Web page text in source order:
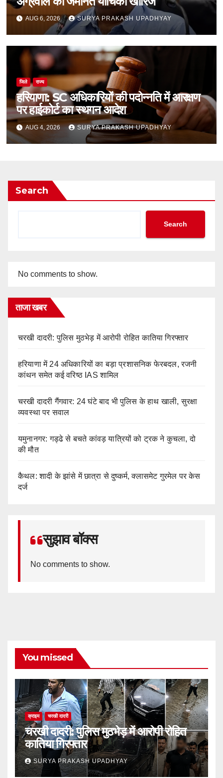
AUG 6, 2026 SURYA PRAKASH UPADHYAY
जिले राज्य
हरियाणा: SC अधिकारियों की पदोन्नति में आरक्षण
पर हाईकोर्ट का स्थगन आदेश
AUG 4, 2026 SURYA PRAKASH UPADHYAY
Search
Search
No comments to show.
ताजा खबर
चरखी दादरी: पुलिस मुठभेड़ में आरोपी रोहित कातिया गिरफ्तार
हरियाणा में 24 अधिकारियों का बड़ा प्रशासनिक फेरबदल, रजनी
कांथन समेत कई वरिष्ठ IAS शामिल
चरखी दादरी गैंगवार: 24 घंटे बाद भी पुलिस के हाथ खाली, सुरक्षा
व्यवस्था पर सवाल
यमुनानगर: गड्ढे से बचते कांवड़ यात्रियों को ट्रक ने कुचला, दो
की मौत
कैथल: शादी के झांसे में छात्रा से दुष्कर्म, क्लासमेट गुरमेल पर केस
दर्ज
सुझाव बॉक्स
No comments to show.
You missed
क्राइम चरखी दादरी
चरखी दादरी: पुलिस मुठभेड़ में आरोपी रोहित
कातिया गिरफ्तार
SURYA PRAKASH UPADHYAY